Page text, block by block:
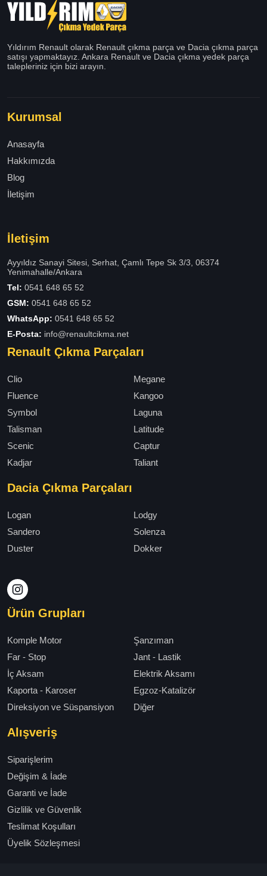
Yıldırım Renault olarak Renault çıkma parça ve Dacia çıkma parça
satışı yapmaktayız. Ankara Renault ve Dacia çıkma yedek parça
talepleriniz için bizi arayın.
Kurumsal
Anasayfa
Hakkımızda
Blog
İletişim
İletişim
Ayyıldız Sanayi Sitesi, Serhat, Çamlı Tepe Sk 3/3, 06374
Yenimahalle/Ankara
Tel: 0541 648 65 52
GSM: 0541 648 65 52
WhatsApp: 0541 648 65 52
E-Posta: info@renaultcikma.net
Renault Çıkma Parçaları
Clio
Megane
Fluence
Kangoo
Symbol
Laguna
Talisman
Latitude
Scenic
Captur
Kadjar
Taliant
Dacia Çıkma Parçaları
Logan
Lodgy
Sandero
Solenza
Duster
Dokker
Ürün Grupları
Komple Motor
Şanzıman
Far - Stop
Jant - Lastik
İç Aksam
Elektrik Aksamı
Kaporta - Karoser
Egzoz-Katalizör
Direksiyon ve Süspansiyon
Diğer
Alışveriş
Siparişlerim
Değişim & İade
Garanti ve İade
Gizlilik ve Güvenlik
Teslimat Koşulları
Üyelik Sözleşmesi